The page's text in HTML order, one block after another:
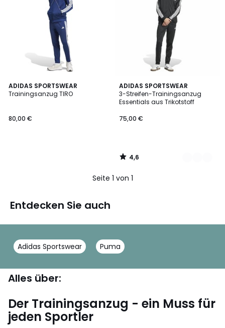
ADIDAS SPORTSWEAR
Trainingsanzug TIRO
80,00 €
ADIDAS SPORTSWEAR
3-Streifen-Trainingsanzug
Essentials aus Trikotstoff
75,00 €
4,6
/ 5
2
Farben
4,6
/
Seite 1 von 1
Entdecken Sie auch
Adidas Sportswear Puma
Alles über:
Der Trainingsanzug - ein Muss für
jeden Sportler